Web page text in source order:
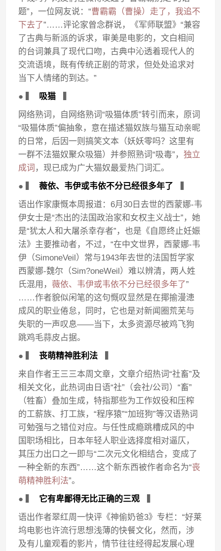
题”，一位网友说：“曹霸霸（曹操）走了，我追不
下去了”……评论家曾念群说，《军师联盟》“兼容
了古典与新派的诉求，审美是电影的，文白相间
的台词兼具了现代口吻，古典中沁透着现代人的
交流语境，既有传统正剧的苛求，但处处追求对
当下人情绪的到达。”
● ▍
吸猫
网络熟词，自网络熟词“吸猫体质”转引而来，原词
“吸猫体质”偏抽象，意在描述猫奴族与猫互动亲昵
的日常，后因一则搞笑文本（妖妖零吗？这里有
一群不法猫奴聚众吸猫）并参照熟词“吸毒”，独立
成词 ，现已成为广大猫奴最爱热门词汇。
● ▍
薇依、韦伊或韦依不分已经很多年了
语出作家康慨本周报道：6月30日去世的西蒙娜-韦
伊女士是“杰出的法国政治家和女权主义战士”，她
是“犹太人和大屠杀幸存者”，也是《自愿终止妊娠
法》主要推动者，不过，“在中文世界，西蒙娜-韦
伊（SimoneVeil）常与1943年去世的法国哲学家
西蒙娜-魏尔（Sim?oneWeil）难以辨清，两人姓
氏混用， 薇依、韦伊或韦依不分已经很多年了”
……作者貌似闲笔的这句慨叹显然是在揶揄漫漶
成风的职业倦怠，同时，它也是对新闻圈荒芜与
失职的一声叹息——当下，太多资源尽被鸡飞狗
跳鸡毛蒜皮占据。
● ▍
丧萌精神胜利法
来自作者王三三本周文章，文章介绍热词“社畜”及
相关文化，此热词由日语“社”（会社/公司）“畜”
（牲畜）叠加生成，特指那些为工作奴役和压榨
的工薪族、打工族，“程序猿”“加班狗”等汉语熟词
可勉强与之错位对应。与任性成瘾跳槽成风的中
国职场相比，日本年轻人职业选择度相对逼仄，
其压力出口之一即与“二次元文化相结合，变成了
一种全新的东西”……这个新东西被作者命名为“丧
萌精神胜利法”。
● ▍
它有卑鄙得无比正确的三观
语出作者翠红周一快评《神偷奶爸3》专栏：“好莱
坞电影也许流行思想浅薄的快餐文化，然而，涉
及有儿童观看的影片，情节往往经得起发展心理